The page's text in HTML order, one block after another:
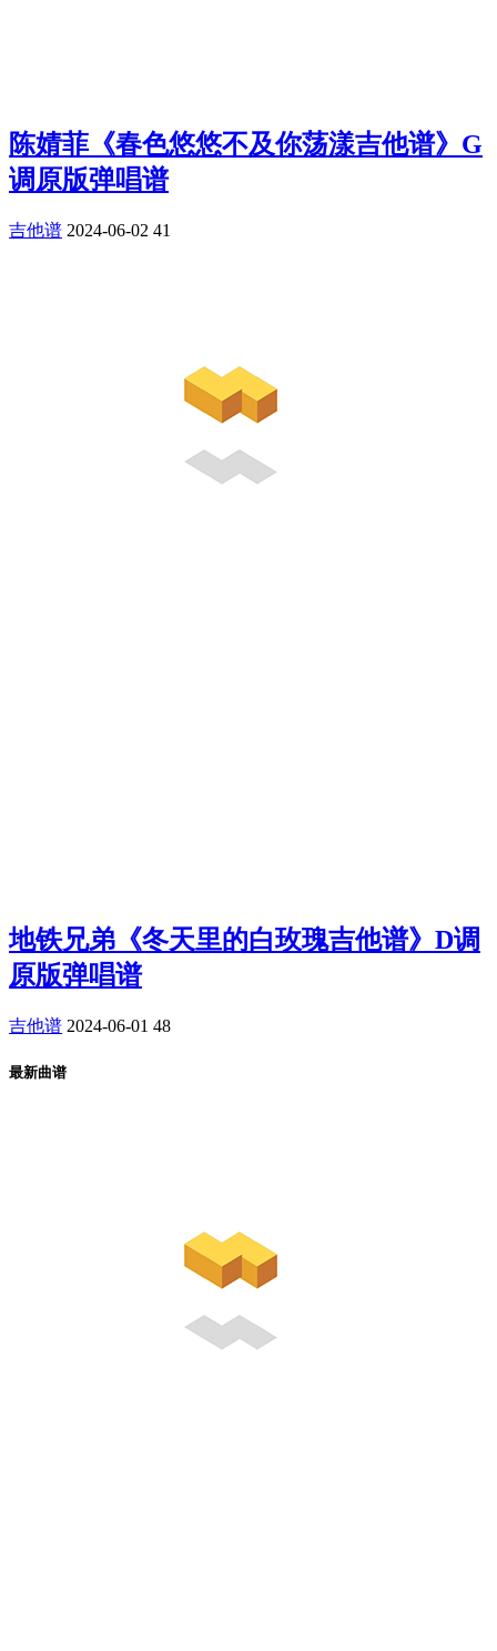
陈婧菲《春色悠悠不及你荡漾吉他谱》G
调原版弹唱谱
吉他谱 2024-06-02 41
地铁兄弟《冬天里的白玫瑰吉他谱》D调
原版弹唱谱
吉他谱 2024-06-01 48
最新曲谱